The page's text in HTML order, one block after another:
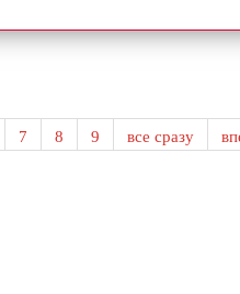
7 8 9 все сразу